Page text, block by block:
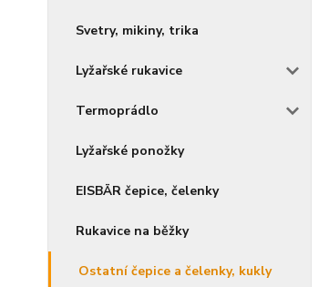
Svetry, mikiny, trika
Lyžařské rukavice
Termoprádlo
Lyžařské ponožky
EISBÄR čepice, čelenky
Rukavice na běžky
Ostatní čepice a čelenky, kukly